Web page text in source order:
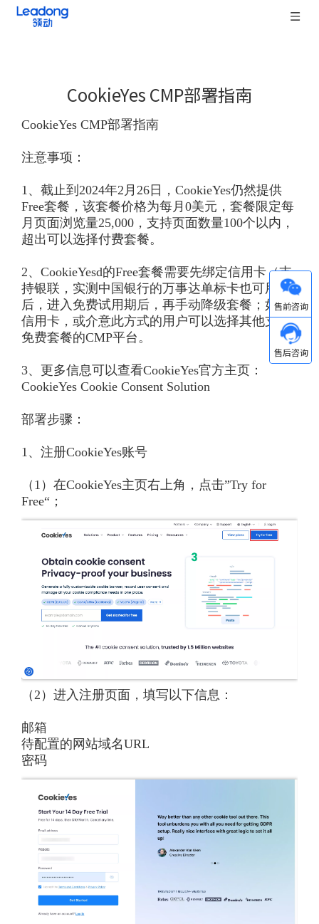
CookieYes CMP部署指南
["wechat","weibo","qzone","douban","email"]
CookieYes CMP部署指南
注意事项：
1、截止到2024年2月26日，CookieYes仍然提供
Free套餐，该套餐价格为每月0美元，套餐限定每
月页面浏览量25,000，支持页面数量100个以内，
超出可以选择付费套餐。
2、CookieYesd的Free套餐需要先绑定信用卡（支
持银联，实测中国银行的万事达单标卡也可用）
后，进入免费试用期后，再手动降级套餐；如无
信用卡，或介意此方式的用户可以选择其他支持
免费套餐的CMP平台。
3、更多信息可以查看CookieYes官方主页：
CookieYes Cookie Consent Solution
部署步骤：
1、注册CookieYes账号
（1）在CookieYes主页右上角，点击”Try for
Free“；
（2）进入注册页面，填写以下信息：
邮箱
待配置的网站域名URL
密码
微信